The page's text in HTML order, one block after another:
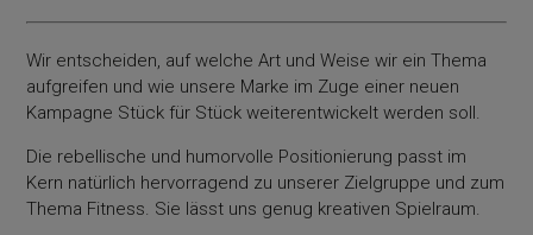
Wir entscheiden, auf welche Art und Weise wir ein Thema
aufgreifen und wie unsere Marke im Zuge einer neuen
Kampagne Stück für Stück weiterentwickelt werden soll.
Die rebellische und humorvolle Positionierung passt im
Kern natürlich hervorragend zu unserer Zielgruppe und zum
Thema Fitness. Sie lässt uns genug kreativen Spielraum.